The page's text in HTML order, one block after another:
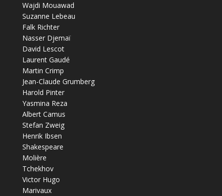
Wajdi Mouawad
Suzanne Lebeau
Falk Richter
Nasser Djemaï
David Lescot
Laurent Gaudé
Martin Crimp
Jean-Claude Grumberg
Harold Pinter
Yasmina Reza
Albert Camus
Stefan Zweig
Henrik Ibsen
Shakespeare
Molière
Tchekhov
Victor Hugo
Marivaux